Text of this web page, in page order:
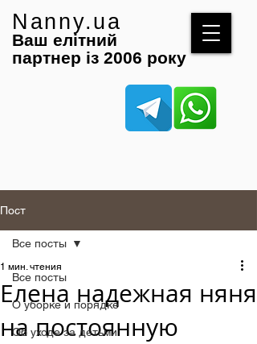
Nanny.ua
Ваш елітний
партнер із 2006 року
Пост
Все посты
О уборке и порядке
Об уходе за детьми
Все посты
Елена надежная няня
на постоянную
1 мин. чтения